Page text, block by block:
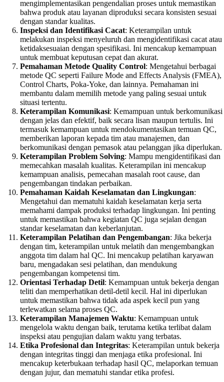
mengimplementasikan pengendalian proses untuk memastikan
bahwa produk atau layanan diproduksi secara konsisten sesuai
dengan standar kualitas.
Inspeksi dan Identifikasi Cacat: Keterampilan untuk
melakukan inspeksi menyeluruh dan mengidentifikasi cacat atau
ketidaksesuaian dengan spesifikasi. Ini mencakup kemampuan
untuk membuat keputusan cepat dan akurat.
Pemahaman Metode Quality Control: Mengetahui berbagai
metode QC seperti Failure Mode and Effects Analysis (FMEA),
Control Charts, Poka-Yoke, dan lainnya. Pemahaman ini
membantu dalam memilih metode yang paling sesuai untuk
situasi tertentu.
Keterampilan Komunikasi: Kemampuan untuk berkomunikasi
dengan jelas dan efektif, baik secara lisan maupun tertulis. Ini
termasuk kemampuan untuk mendokumentasikan temuan QC,
memberikan laporan kepada tim atau manajemen, dan
berkomunikasi dengan pemasok atau pelanggan jika diperlukan.
Keterampilan Problem Solving: Mampu mengidentifikasi dan
memecahkan masalah kualitas. Keterampilan ini mencakup
kemampuan analisis, pemecahan masalah root cause, dan
pengembangan tindakan perbaikan.
Pemahaman Kaidah Keselamatan dan Lingkungan:
Mengetahui dan mematuhi kaidah keselamatan kerja serta
memahami dampak produksi terhadap lingkungan. Ini penting
untuk memastikan bahwa kegiatan QC juga sejalan dengan
standar keselamatan dan keberlanjutan.
Keterampilan Pelatihan dan Pengembangan: Jika bekerja
dengan tim, keterampilan untuk melatih dan mengembangkan
anggota tim dalam hal QC. Ini mencakup pelatihan karyawan
baru, mengadakan sesi pelatihan, dan mendukung
pengembangan kompetensi tim.
Orientasi Terhadap Detil: Kemampuan untuk bekerja dengan
teliti dan memperhatikan detil-detil kecil. Hal ini diperlukan
untuk memastikan bahwa tidak ada aspek kecil pun yang
terlewatkan selama proses QC.
Keterampilan Manajemen Waktu: Kemampuan untuk
mengelola waktu dengan baik, terutama ketika terlibat dalam
inspeksi atau pengujian dalam waktu yang terbatas.
Etika Profesional dan Integritas: Keterampilan untuk bekerja
dengan integritas tinggi dan menjaga etika profesional. Ini
mencakup keterbukaan terhadap hasil QC, melaporkan temuan
dengan jujur, dan mematuhi standar etika profesi.